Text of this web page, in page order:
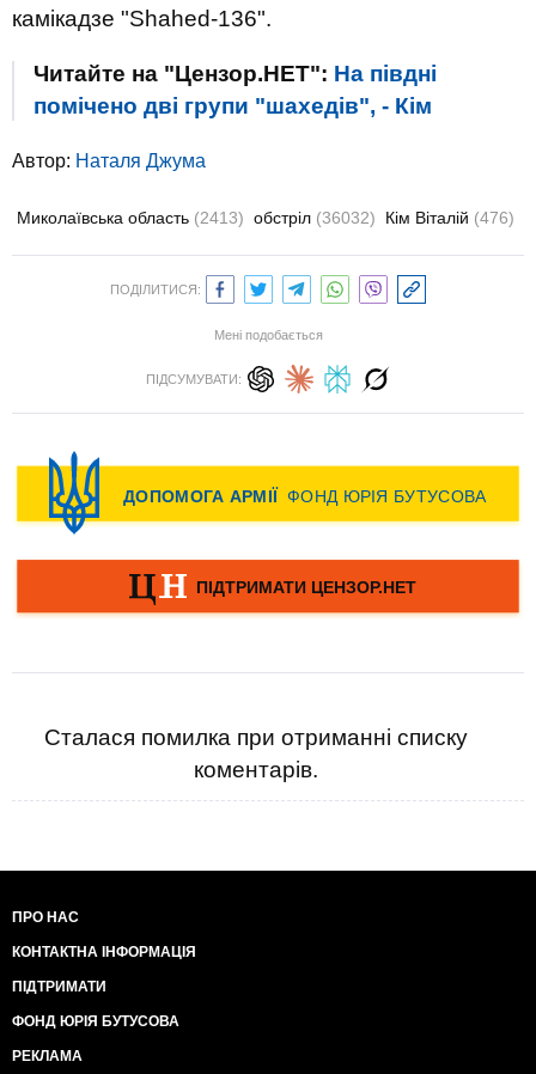
камікадзе "Shahed-136".
Читайте на "Цензор.НЕТ": На півдні
помічено дві групи "шахедів", - Кім
Автор: Наталя Джума
Миколаївська область (2413) обстріл (36032) Кім Віталій (476)
ПОДІЛИТИСЯ:
Мені подобається
ПІДСУМУВАТИ:
Сталася помилка при отриманні списку
коментарів.
ПРО НАС
КОНТАКТНА ІНФОРМАЦІЯ
ПІДТРИМАТИ
ФОНД ЮРІЯ БУТУСОВА
РЕКЛАМА